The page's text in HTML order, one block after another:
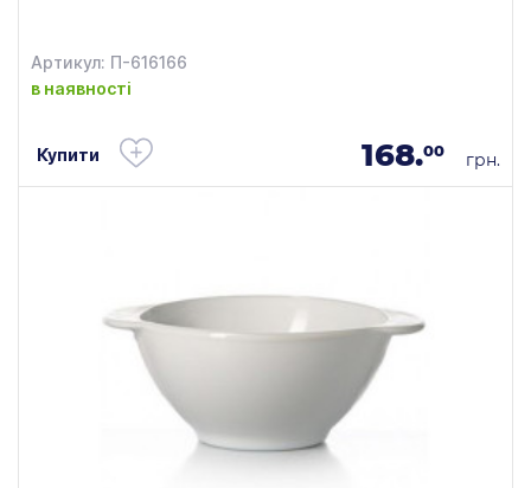
Артикул: П-616166
в наявності
Купити 168.00 грн.